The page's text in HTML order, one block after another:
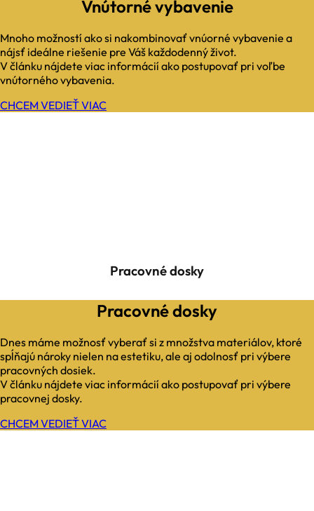
Vnútorné vybavenie
Mnoho možností ako si nakombinovať vnúorné vybavenie a
nájsť ideálne riešenie pre Váš každodenný život.
V článku nájdete viac informácií ako postupovať pri voľbe
vnútorného vybavenia.
CHCEM VEDIEŤ VIAC
Pracovné dosky
Pracovné dosky
Dnes máme možnosť vyberať si z množstva materiálov, ktoré
spĺňajú nároky nielen na estetiku, ale aj odolnosť pri výbere
pracovných dosiek.
V článku nájdete viac informácií ako postupovať pri výbere
pracovnej dosky.
CHCEM VEDIEŤ VIAC